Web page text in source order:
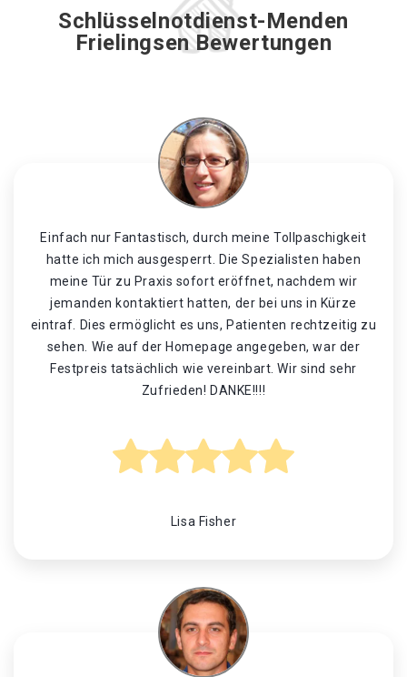
Schlüsselnotdienst-Menden
Frielingsen Bewertungen
Einfach nur Fantastisch, durch meine Tollpaschigkeit
hatte ich mich ausgesperrt. Die Spezialisten haben
meine Tür zu Praxis sofort eröffnet, nachdem wir
jemanden kontaktiert hatten, der bei uns in Kürze
eintraf. Dies ermöglicht es uns, Patienten rechtzeitig zu
sehen. Wie auf der Homepage angegeben, war der
Festpreis tatsächlich wie vereinbart. Wir sind sehr
Zufrieden! DANKE!!!!
Lisa Fisher